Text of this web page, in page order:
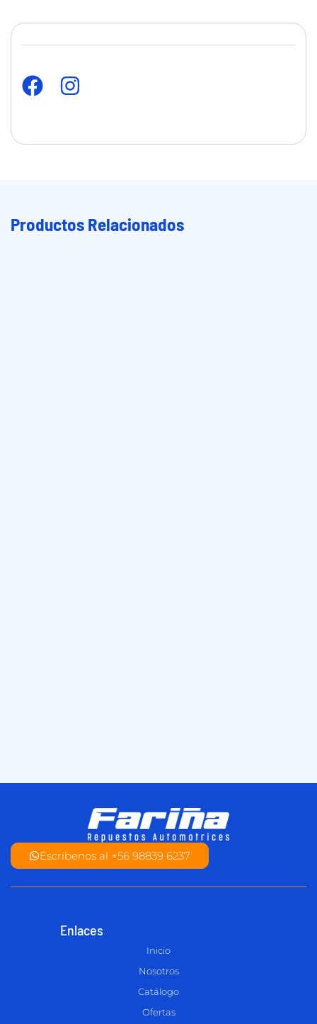
Productos Relacionados
Escríbenos al +56 98839 6237
Enlaces
Inicio
Nosotros
Catálogo
Ofertas